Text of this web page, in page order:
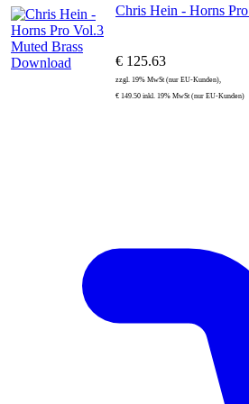
Chris Hein - Horns
€ 125.63
zzgl. 19% MwSt (nur EU-Kunden),
€ 149.50 inkl. 19% MwSt (nur EU-Kunden)